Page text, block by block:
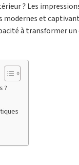
? Les
modernes et
à transformer
?